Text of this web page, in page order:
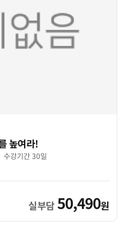
높여라!
수강기간 30일
실부담50,490원